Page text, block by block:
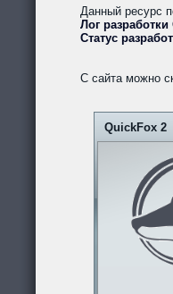
Данный ресурс
Лог
Статус
С сайта можно
QuickFox 2